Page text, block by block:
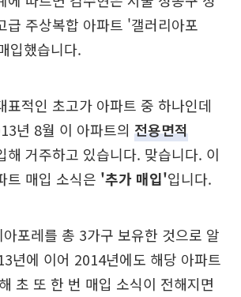
급 주상복합 아파트 '갤러리아포
입했습니다.
표적인 초고가 아파트 중 하나인데
년 8월 이 아파트의 전용면적
해 거주하고 있습니다. 맞습니다. 이
트 매입 소식은 '추가 매입'입니다.
포레를 총 3가구 보유한 것으로 알
년에 이어 2014년에도 해당 아파트
초 또 한 번 매입 소식이 전해지면